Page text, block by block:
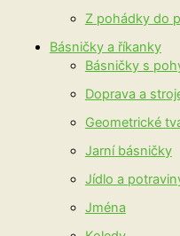
Z pohádky do
Básničky a říkanky
Básničky s
Doprava a
Geometrické
Jarní básničky
Jídlo a
Jména